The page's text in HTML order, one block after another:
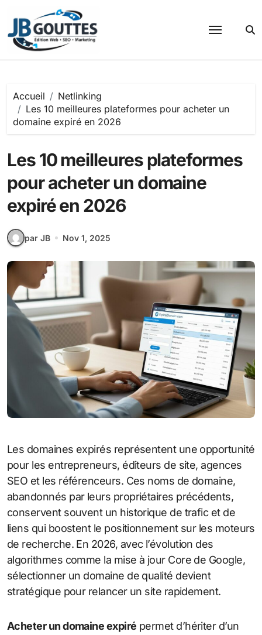
contenu
Accueil
Netlinking
Les 10 meilleures plateformes pour acheter un
domaine expiré en 2026
Les 10 meilleures plateformes
pour acheter un domaine
expiré en 2026
par JB Nov 1, 2025
Les domaines expirés représentent une opportunité
pour les entrepreneurs, éditeurs de site, agences
SEO et les référenceurs. Ces noms de domaine,
abandonnés par leurs propriétaires précédents,
conservent souvent un historique de trafic et de
liens qui boostent le positionnement sur les moteurs
de recherche. En 2026, avec l’évolution des
algorithmes comme la mise à jour Core de Google,
sélectionner un domaine de qualité devient
stratégique pour relancer un site rapidement.
Acheter un domaine expiré permet d’hériter d’un